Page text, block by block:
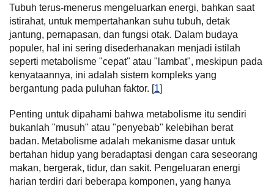
Tubuh terus-menerus mengeluarkan energi, bahkan saat
istirahat, untuk mempertahankan suhu tubuh, detak
jantung, pernapasan, dan fungsi otak. Dalam budaya
populer, hal ini sering disederhanakan menjadi istilah
seperti metabolisme "cepat" atau "lambat", meskipun pada
kenyataannya, ini adalah sistem kompleks yang
bergantung pada puluhan faktor. [1]
Penting untuk dipahami bahwa metabolisme itu sendiri
bukanlah "musuh" atau "penyebab" kelebihan berat
badan. Metabolisme adalah mekanisme dasar untuk
bertahan hidup yang beradaptasi dengan cara seseorang
makan, bergerak, tidur, dan sakit. Pengeluaran energi
harian terdiri dari beberapa komponen, yang hanya